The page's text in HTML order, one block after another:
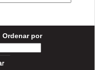
Ordenar por